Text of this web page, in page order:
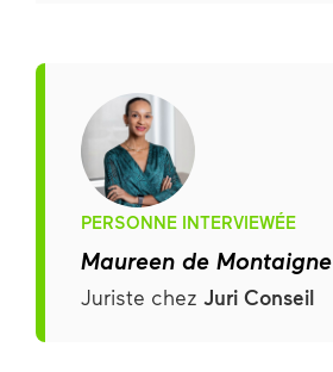
PERSONNE INTERVIEWÉE
Maureen de Montaigne
Juriste chez Juri Conseil